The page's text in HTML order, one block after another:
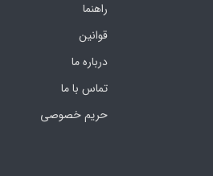
راهنما
قوانین
درباره ما
تماس با ما
حریم خصوصی